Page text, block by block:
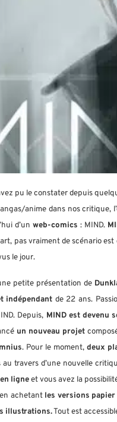
pu le constater depuis
anime dans nos critique,
d’un web-comics : MIND.
pas vraiment de scénario
le jour.
petite présentation de
indépendant de 22 ans.
Depuis, MIND est devenu
un nouveau projet
. Pour le moment, deux
au travers d’une nouvelle
en ligneet vous avez la
achetant les versions papier
illustrations.Tout est